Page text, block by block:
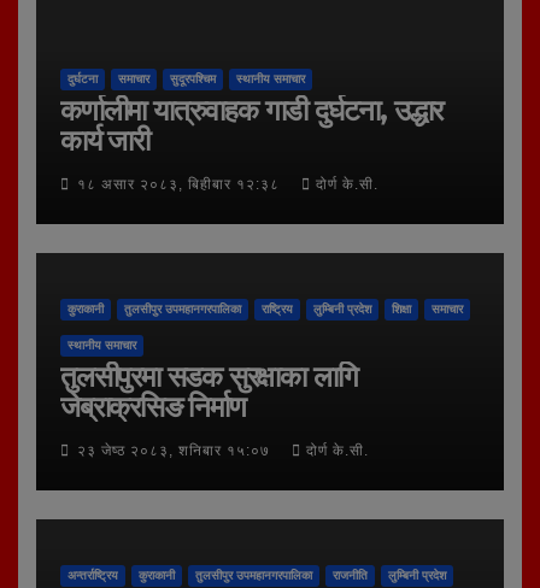
दुर्घटना समाचार सुदूरपश्चिम स्थानीय समाचार
कर्णालीमा यात्रुवाहक गाडी दुर्घटना, उद्धार
कार्य जारी
१८ असार २०८३, बिहीबार १२:३८ दोर्ण के.सी.
कुराकानी तुलसीपुर उपमहानगरपालिका राष्ट्रिय लुम्बिनी प्रदेश शिक्षा समाचार
स्थानीय समाचार
तुलसीपुरमा सडक सुरक्षाका लागि
जेब्राक्रसिङ निर्माण
२३ जेष्ठ २०८३, शनिबार १५:०७ दोर्ण के.सी.
अन्तर्राष्ट्रिय कुराकानी तुलसीपुर उपमहानगरपालिका राजनीति लुम्बिनी प्रदेश